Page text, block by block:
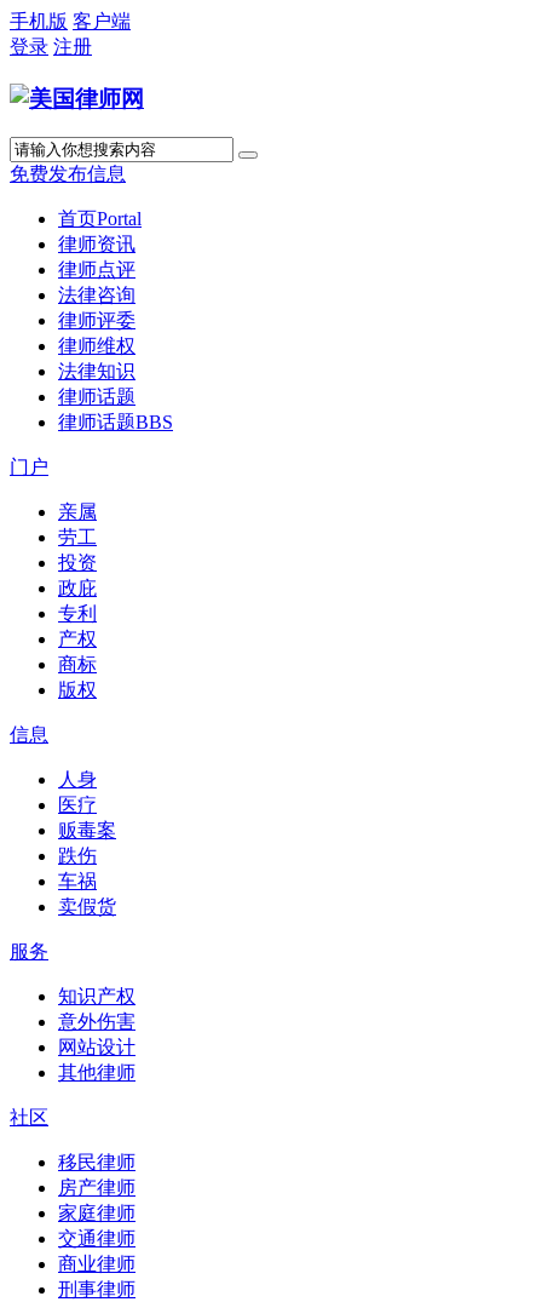
手机版 客户端
登录 注册
免费发布信息
首页Portal
律师资讯
律师点评
法律咨询
律师评委
律师维权
法律知识
律师话题
律师话题BBS
门户
亲属
劳工
投资
政庇
专利
产权
商标
版权
信息
人身
医疗
贩毒案
跌伤
车祸
卖假货
服务
知识产权
意外伤害
网站设计
其他律师
社区
移民律师
房产律师
家庭律师
交通律师
商业律师
刑事律师